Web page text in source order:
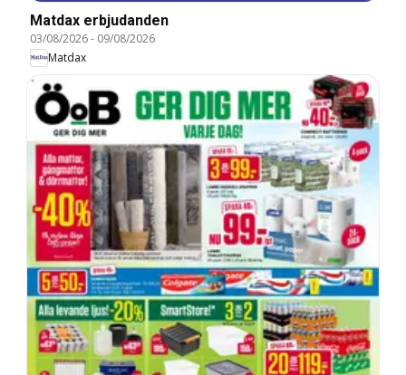
Matdax erbjudanden
03/08/2026- 09/08/2026
Matdax